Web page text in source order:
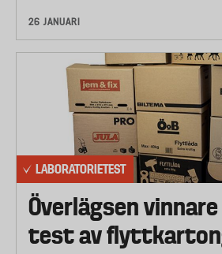
26 JANUARI
LABORATORIETEST
Överlägsen
test av